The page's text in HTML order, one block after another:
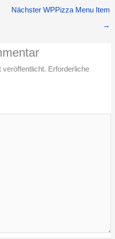
Nächster WPPizza Menu Item
→
veröffentlicht. Erforderliche